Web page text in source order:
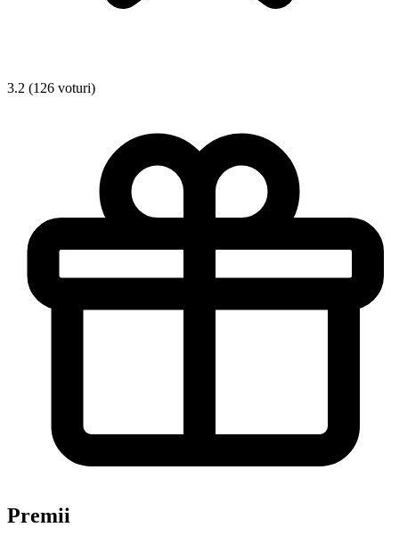
3.2 (126 voturi)
Premii